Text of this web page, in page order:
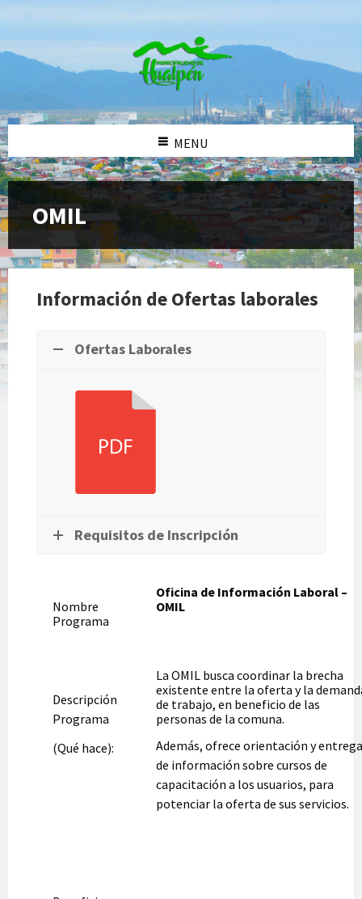
MENU
OMIL
Información de Ofertas laborales
Ofertas Laborales
Requisitos de Inscripción
Nombre
Programa
Oficina de Información Laboral –
OMIL
Descripción
Programa
(Qué hace):
La OMIL busca coordinar la brecha
existente entre la oferta y la
de trabajo, en beneficio de las
personas de la comuna.
Además, ofrece orientación y entrega
de información sobre cursos de
capacitación a los usuarios, para
potenciar la oferta de sus servicios.